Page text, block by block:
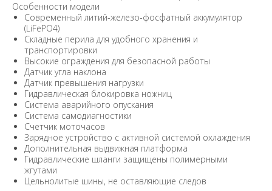
Особенности модели
Современный литий-железо-фосфатный аккумулятор
(LiFePO4)
Складные перила для удобного хранения и
транспортировки
Высокие ограждения для безопасной работы
Датчик угла наклона
Датчик превышения нагрузки
Гидравлическая блокировка ножниц
Система аварийного опускания
Система самодиагностики
Счетчик моточасов
Зарядное устройство с активной системой охлаждения
Дополнительная выдвижная платформа
Гидравлические шланги защищены полимерными
жгутами
Цельнолитые шины, не оставляющие следов